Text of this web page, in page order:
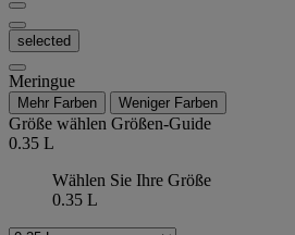
selected
Meringue
Mehr Farben Weniger Farben
Größe wählen Größen-Guide
0.35 L
Wählen Sie Ihre Größe
0.35 L